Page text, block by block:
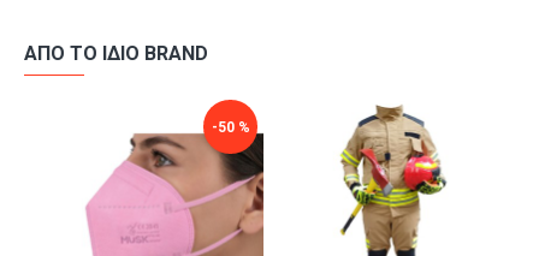
ΑΠΌ ΤΟ ΊΔΙΟ BRAND
-50 %